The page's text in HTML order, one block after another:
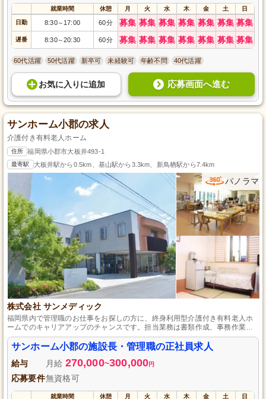
就業時間 休憩 月 火 水 木 金 土 日
日勤 8:30～ 17:00 60分 募集 募集 募集 募集 募集 募集 募集
遅番 8:30～20:30 60分 募集 募集 募集 募集 募集 募集 募集
60代活躍 50代活躍 新卒可 未経験可 年齢不問 40代活躍
お気に入り に追加 応募画面へ進む
サンホーム小郡の求人
介護付き有料老人ホーム
住所 福岡県小郡市大板井493-1
最寄駅 大板井駅から0.5km、基山駅から3.3km、新鳥栖駅から7.4km
パノラマ
株式会社 サンメディック
福岡県内で管理職のお仕事をお探しの方に、終身利用型介護付き有料老人ホ
ームでのキャリアアップのチャンスです。担当業務は書類作成、事務作業に
加え、介護職員の指導や教育等の施設管理全般。介護の実務経験3年以上とい
う応募条件で、社会福祉主事、ケアマネジャー、介護福祉士の資格を持って
いる方を特に歓迎します。シフト制で、プライベートも大切にできる環境で
す。
サンホーム小郡の施設長・管理職の正社員求人
給与 月給 270,000~300,000円
応募要件無資格可
就業時間 休憩 月 火 水 木 金 土 日